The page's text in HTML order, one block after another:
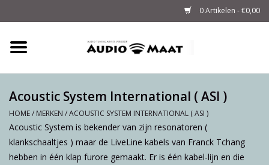
0 Artikelen - €0,00
Tuning
M-WAY Cables &
Powerstrips
Acoustic System International ( ASI )
HOME/ MERKEN /ACOUSTIC SYSTEM INTERNATIONAL ( ASI )
Acoustic System is bekender van zijn resonatoren (
klankschaaltjes ) maar de LiveLine kabels van Franck Tchang
hebben in één klap furore gemaakt. Er is één kabel-lijn en die